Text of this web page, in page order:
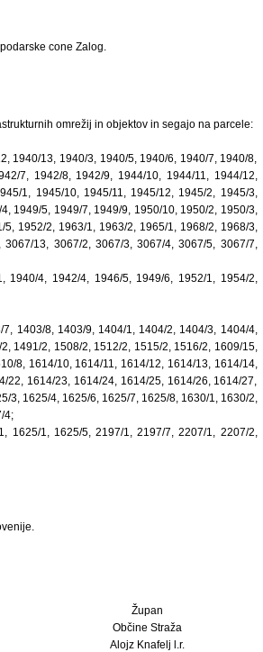
cone Zalog.
omrežij in objektov in segajo na parcele:
1940/13, 1940/3, 1940/5, 1940/6, 1940/7, 1940/8,
7, 1942/8, 1942/9, 1944/10, 1944/11, 1944/12,
1, 1945/10, 1945/11, 1945/12, 1945/2, 1945/3,
1949/5, 1949/7, 1949/9, 1950/10, 1950/2, 1950/3,
1952/2, 1963/1, 1963/2, 1965/1, 1968/2, 1968/3,
13, 3067/2, 3067/3, 3067/4, 3067/5, 3067/7,
4, 1942/4, 1946/5, 1949/6, 1952/1, 1954/2,
1403/8, 1403/9, 1404/1, 1404/2, 1404/3, 1404/4,
1491/2, 1508/2, 1512/2, 1515/2, 1516/2, 1609/15,
8, 1614/10, 1614/11, 1614/12, 1614/13, 1614/14,
1614/23, 1614/24, 1614/25, 1614/26, 1614/27,
3, 1625/4, 1625/6, 1625/7, 1625/8, 1630/1, 1630/2,
4;
1625/1, 1625/5, 2197/1, 2197/7, 2207/1, 2207/2,
Župan
Občine Straža
Alojz Knafelj l.r.